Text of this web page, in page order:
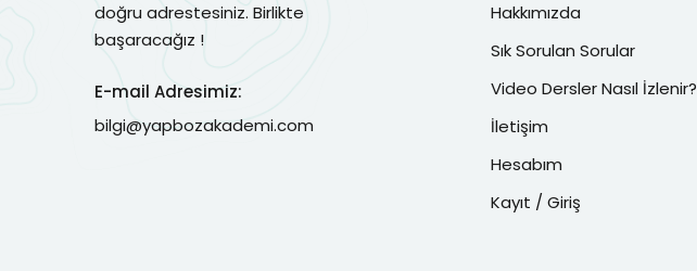
doğru adrestesiniz. Birlikte
başaracağız !
E-mail Adresimiz:
bilgi@yapbozakademi.com
Hakkımızda
Sık Sorulan Sorular
Video Dersler Nasıl İzlenir?
İletişim
Hesabım
Kayıt / Giriş